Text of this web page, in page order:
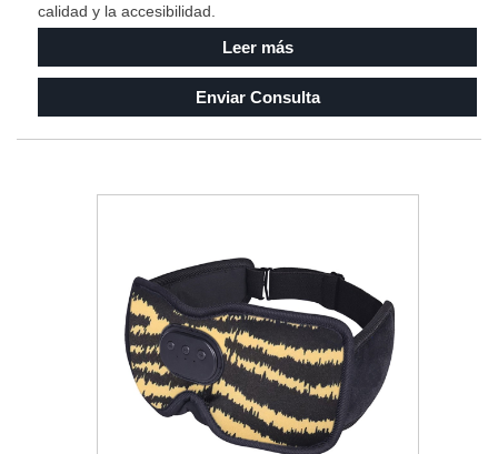
calidad y la accesibilidad.
Leer más
Enviar Consulta